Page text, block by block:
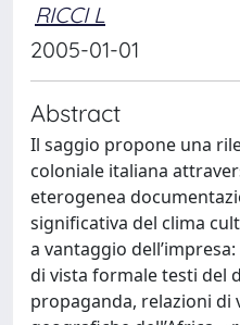
RICCI L
2005-01-01
Abstract
Il saggio propone una
coloniale italiana
eterogenea
significativa del clima
a vantaggio
di vista formale testi del
propaganda, relazioni di